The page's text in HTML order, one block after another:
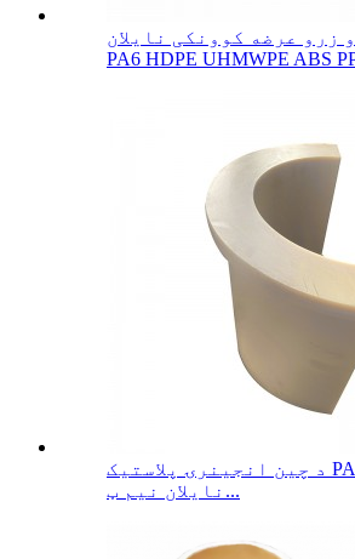
زرو عرضه کوونکی نایلان
PA6 HDPE UHMWPE ABS
د چین انجینرۍ پلاستیک PA6 پولیامایډ
نایلان نیم ټ...